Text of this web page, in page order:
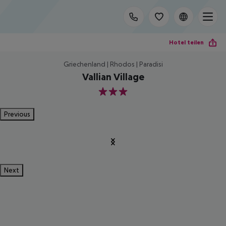
Hotel teilen
Griechenland | Rhodos | Paradisi
Vallian Village
3
Previous
Next